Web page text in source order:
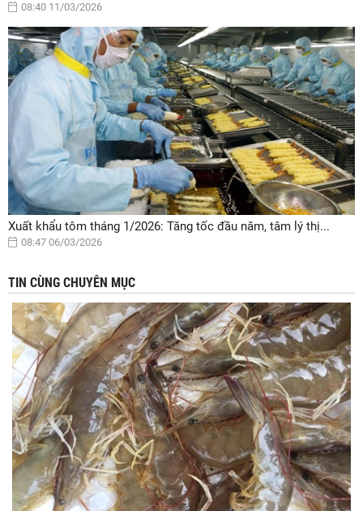
08:40 11/03/2026
Xuất khẩu tôm tháng 1/2026: Tăng tốc đầu năm, tâm lý thị...
08:47 06/03/2026
TIN CÙNG CHUYÊN MỤC